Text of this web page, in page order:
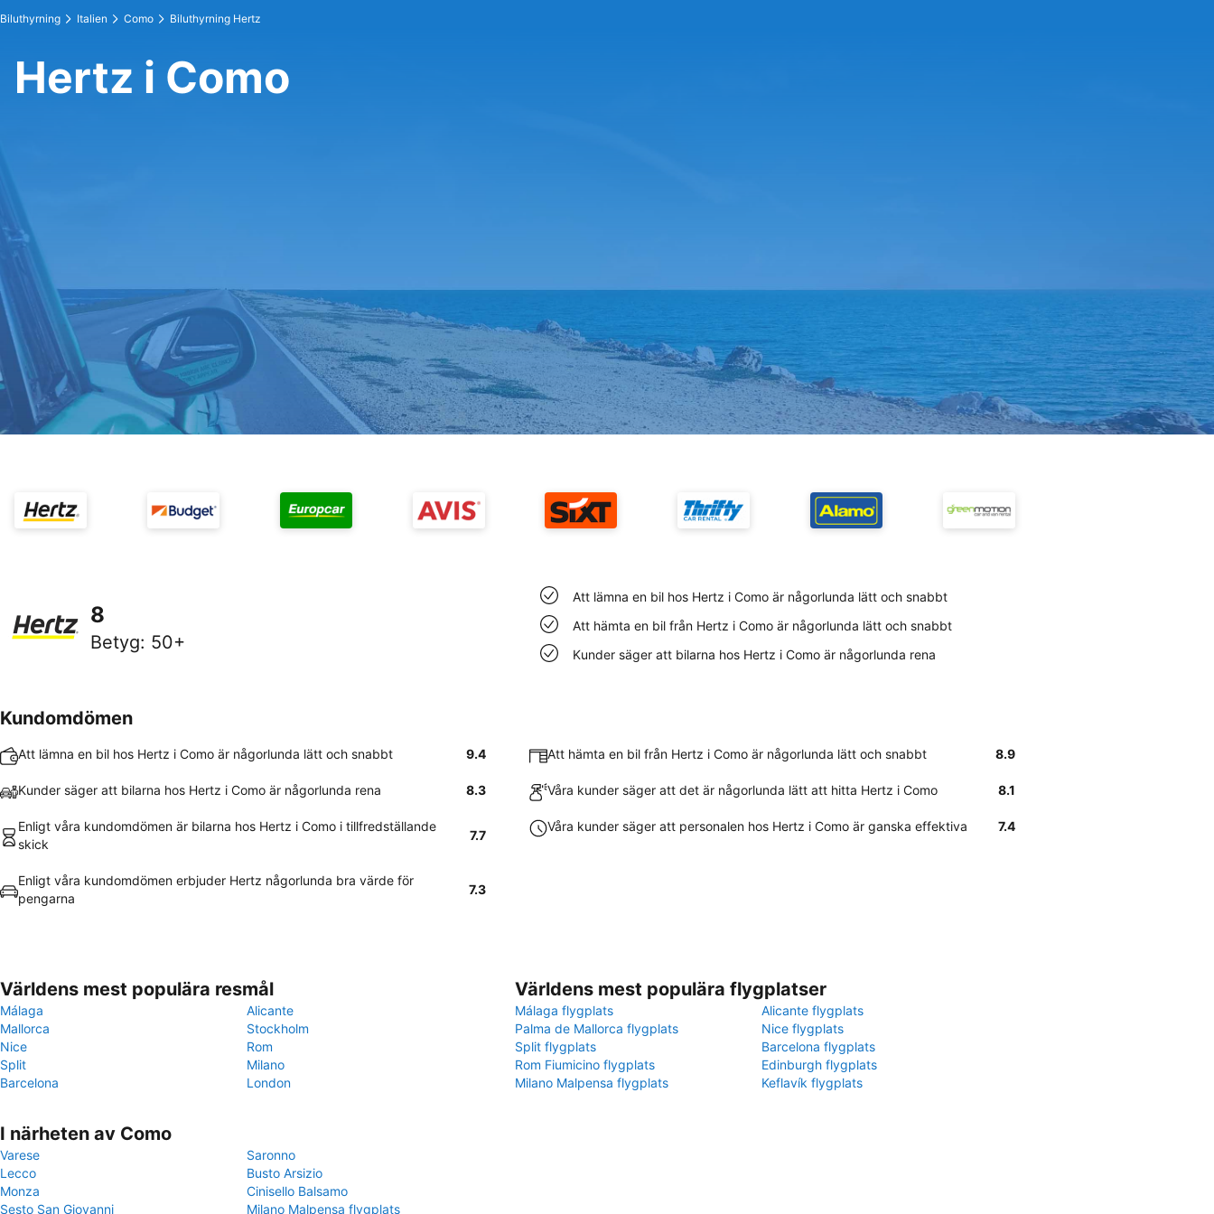
Biluthyrning Italien Como Biluthyrning Hertz
Hertz i Como
8
Betyg: 50+
Att lämna en bil hos Hertz i Como är någorlunda lätt och snabbt
Att hämta en bil från Hertz i Como är någorlunda lätt och snabbt
Kunder säger att bilarna hos Hertz i Como är någorlunda rena
Kundomdömen
Att lämna en bil hos Hertz i Como är någorlunda lätt och snabbt 9.4 Att hämta en bil från Hertz i Como är någorlunda lätt och snabbt 8.9
Kunder säger att bilarna hos Hertz i Como är någorlunda rena 8.3 Våra kunder säger att det är någorlunda lätt att hitta Hertz i Como 8.1
Enligt våra kundomdömen är bilarna hos Hertz i Como i tillfredställande
skick
7.7
Våra kunder säger att personalen hos Hertz i Como är ganska effektiva 7.4
Enligt våra kundomdömen erbjuder Hertz någorlunda bra värde för
pengarna
7.3
Världens mest populära resmål
Málaga
Alicante
Mallorca
Stockholm
Nice
Rom
Split
Milano
Barcelona
London
Världens mest populära flygplatser
Málaga flygplats
Alicante flygplats
Palma de Mallorca flygplats
Nice flygplats
Split flygplats
Barcelona flygplats
Rom Fiumicino flygplats
Edinburgh flygplats
Milano Malpensa flygplats
Keflavík flygplats
I närheten av Como
Varese
Saronno
Lecco
Busto Arsizio
Monza
Cinisello Balsamo
Sesto San Giovanni
Milano Malpensa flygplats